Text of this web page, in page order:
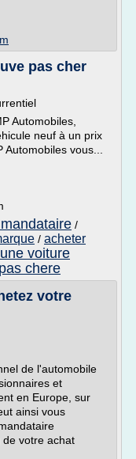
pas cher
Automobiles,
neuf à un prix
vous...
/
/ acheter
voiture
chere
votre
de l'automobile
et
en Europe, sur
ainsi vous
votre achat